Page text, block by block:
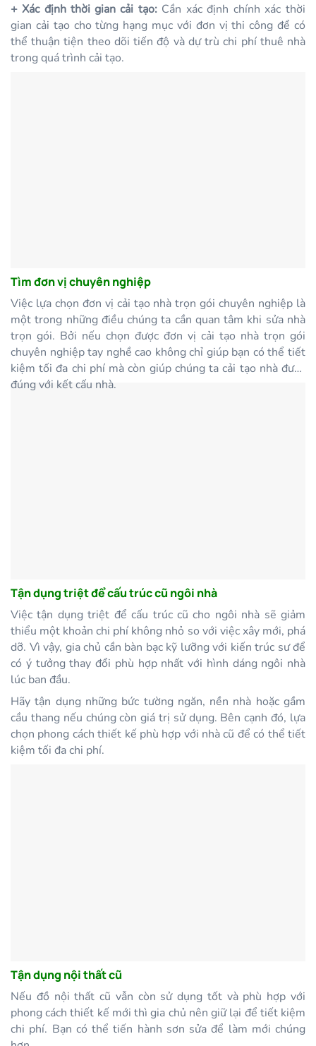
+ Xác định thời gian cải tạo: Cần xác định chính xác thời
gian cải tạo cho từng hạng mục với đơn vị thi công để có
thể thuận tiện theo dõi tiến độ và dự trù chi phí thuê nhà
trong quá trình cải tạo.
Tìm đơn vị chuyên nghiệp
Việc lựa chọn đơn vị cải tạo nhà trọn gói chuyên nghiệp là
một trong những điều chúng ta cần quan tâm khi sửa nhà
trọn gói. Bởi nếu chọn được đơn vị cải tạo nhà trọn gói
chuyên nghiệp tay nghề cao không chỉ giúp bạn có thể tiết
kiệm tối đa chi phí mà còn giúp chúng ta cải tạo nhà được
đúng với kết cấu nhà.
Tận dụng triệt để cấu trúc cũ ngôi nhà
Việc tận dụng triệt để cấu trúc cũ cho ngôi nhà sẽ giảm
thiểu một khoản chi phí không nhỏ so với việc xây mới, phá
dỡ. Vì vậy, gia chủ cần bàn bạc kỹ lưỡng với kiến trúc sư để
có ý tưởng thay đổi phù hợp nhất với hình dáng ngôi nhà
lúc ban đầu.
Hãy tận dụng những bức tường ngăn, nền nhà hoặc gầm
cầu thang nếu chúng còn giá trị sử dụng. Bên cạnh đó, lựa
chọn phong cách thiết kế phù hợp với nhà cũ để có thể tiết
kiệm tối đa chi phí.
Tận dụng nội thất cũ
Nếu đồ nội thất cũ vẫn còn sử dụng tốt và phù hợp với
phong cách thiết kế mới thì gia chủ nên giữ lại để tiết kiệm
chi phí. Bạn có thể tiến hành sơn sửa để làm mới chúng